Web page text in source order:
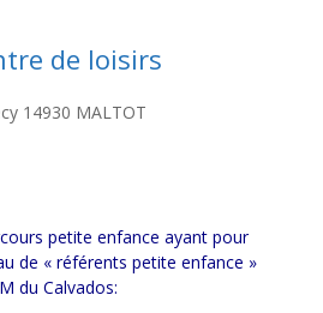
de loisirs
14930 MALTOT
petite enfance ayant pour
de « référents petite enfance »
du Calvados: